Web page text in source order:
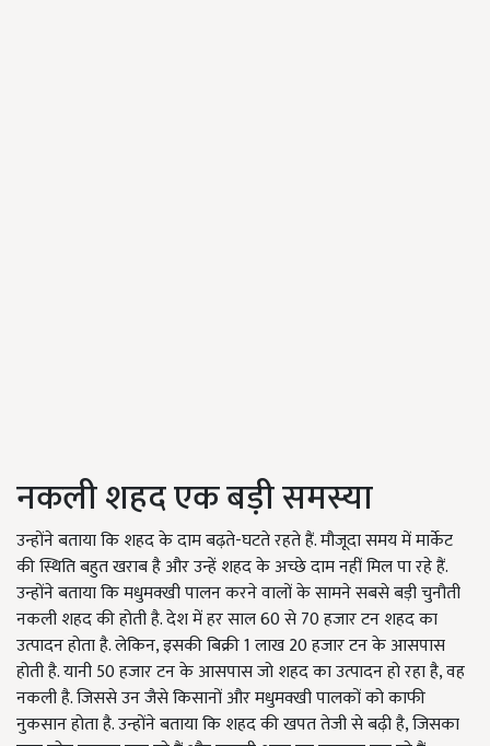
नकली शहद एक बड़ी समस्या
उन्होंने बताया कि शहद के दाम बढ़ते-घटते रहते हैं. मौजूदा समय में मार्केट
की स्थिति बहुत खराब है और उन्हें शहद के अच्छे दाम नहीं मिल पा रहे हैं.
उन्होंने बताया कि मधुमक्खी पालन करने वालों के सामने सबसे बड़ी चुनौती
नकली शहद की होती है. देश में हर साल 60 से 70 हजार टन शहद का
उत्पादन होता है. लेकिन, इसकी बिक्री 1 लाख 20 हजार टन के आसपास
होती है. यानी 50 हजार टन के आसपास जो शहद का उत्पादन हो रहा है, वह
नकली है. जिससे उन जैसे किसानों और मधुमक्खी पालकों को काफी
नुकसान होता है. उन्होंने बताया कि शहद की खपत तेजी से बढ़ी है, जिसका